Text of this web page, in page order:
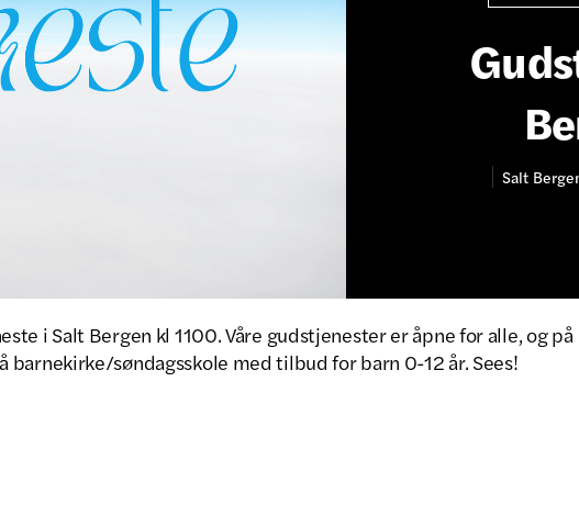
Salt
i Salt Bergen kl 1100. Våre gudstjenester er åpne for alle, og på
barnekirke/søndagsskole med tilbud for barn 0-12 år. Sees!